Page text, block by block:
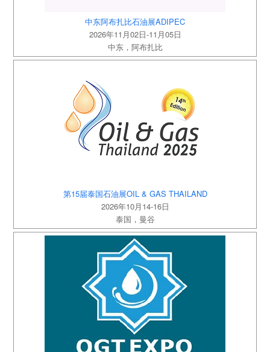
中东阿布扎比石油展ADIPEC
2026年11月02日-11月05日
中东，阿布扎比
第15届泰国石油展OIL & GAS THAILAND
2026年10月14-16日
泰国，曼谷